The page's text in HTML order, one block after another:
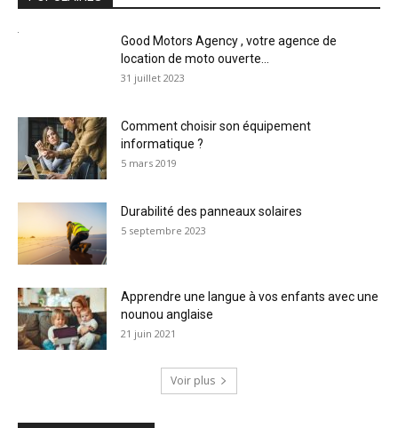
Good Motors Agency , votre agence de
location de moto ouverte...
31 juillet 2023
Comment choisir son équipement
informatique ?
5 mars 2019
Durabilité des panneaux solaires
5 septembre 2023
Apprendre une langue à vos enfants avec une
nounou anglaise
21 juin 2021
Voir plus